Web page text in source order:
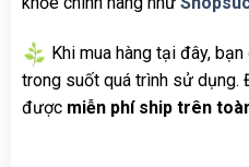
Khi mua hàng tại đây,
trong suốt quá trình sử dụng.
được miễn phí ship trên